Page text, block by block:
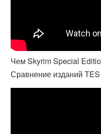
Чем Skyrim Special
Сравнение изданий